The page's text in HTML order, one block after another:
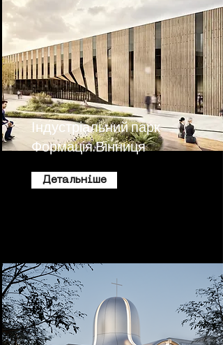
Індустріальний парк
Формація.Вінниця
Детальніше